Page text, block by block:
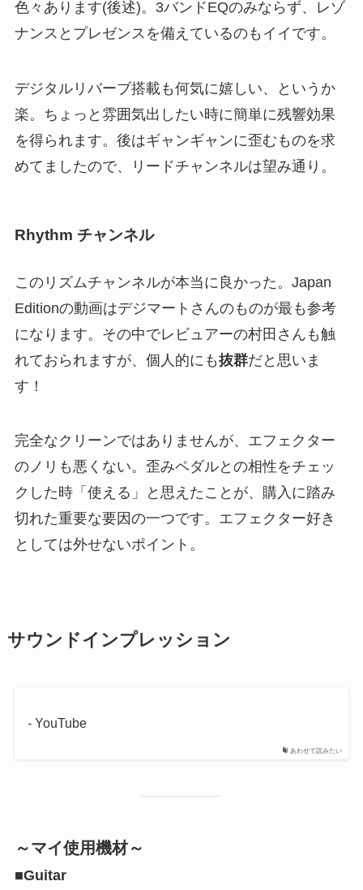
色々あります(後述)。3バンドEQのみならず、レゾ
ナンスとプレゼンスを備えているのもイイです。
デジタルリバーブ搭載も何気に嬉しい、というか
楽。ちょっと雰囲気出したい時に簡単に残響効果
を得られます。後はギャンギャンに歪むものを求
めてましたので、リードチャンネルは望み通り。
Rhythm チャンネル
このリズムチャンネルが本当に良かった。Japan
Editionの動画はデジマートさんのものが最も参考
になります。その中でレビュアーの村田さんも触
れておられますが、個人的にも抜群だと思いま
す！
完全なクリーンではありませんが、エフェクター
のノリも悪くない。歪みペダルとの相性をチェッ
クした時「使える」と思えたことが、購入に踏み
切れた重要な要因の一つです。エフェクター好き
としては外せないポイント。
サウンドインプレッション
あわせて読みたい
- YouTube
～マイ使用機材～
■Guitar